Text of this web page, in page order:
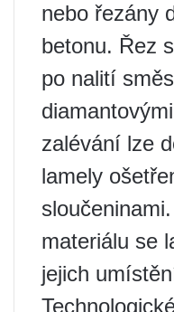
nebo řezány
betonu. Řez
po nalití
zalévání lze
lamely
materiálu se
jejich